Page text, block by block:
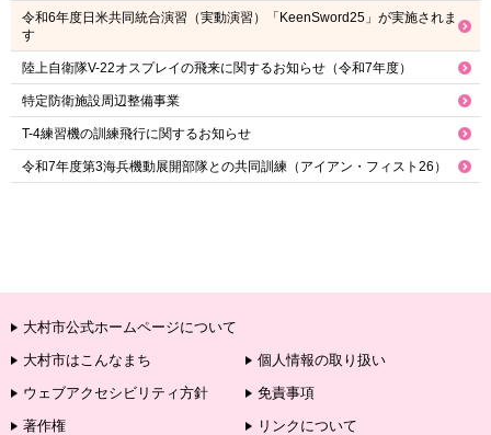
令和6年度日米共同統合演習（実動演習）「KeenSword25」が実施されま
す
陸上自衛隊V-22オスプレイの飛来に関するお知らせ（令和7年度）
特定防衛施設周辺整備事業
T-4練習機の訓練飛行に関するお知らせ
令和7年度第3海兵機動展開部隊との共同訓練（アイアン・フィスト26）
大村市公式ホームページについて
大村市はこんなまち
個人情報の取り扱い
ウェブアクセシビリティ方針
免責事項
著作権
リンクについて